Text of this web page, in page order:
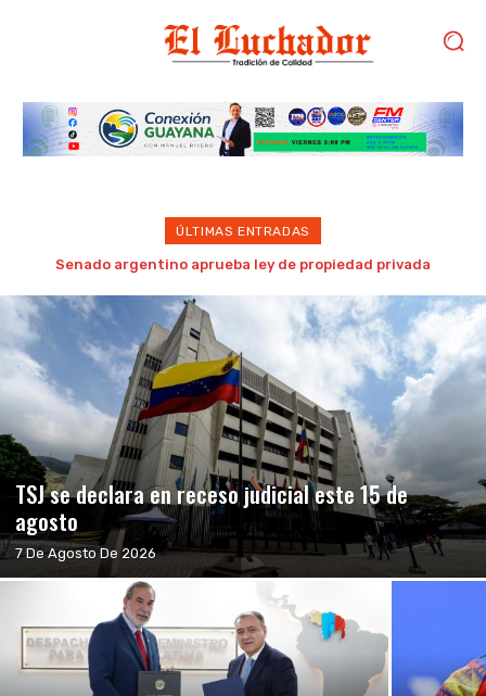
ÚLTIMAS ENTRADAS
Asesinan a tiros a un hombre en la avenida Paseo Caroní
TSJ se declara en receso judicial este 15 de
agosto
7 De Agosto De 2026